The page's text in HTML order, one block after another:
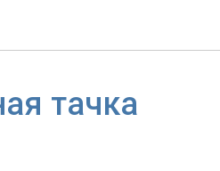
тачка